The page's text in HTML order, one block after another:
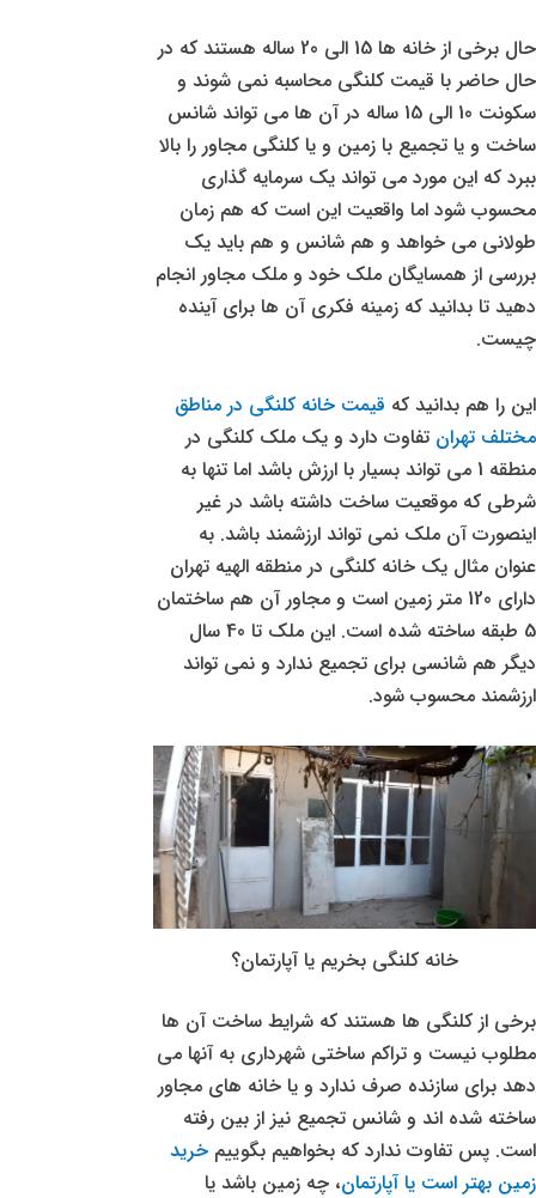
حال برخی از خانه ها 15 الی 20 ساله هستند که در
حال حاضر با قیمت کلنگی محاسبه نمی شوند و
سکونت 10 الی 15 ساله در آن ها می تواند شانس
ساخت و یا تجمیع با زمین و یا کلنگی مجاور را بالا
ببرد که این مورد می تواند یک سرمایه گذاری
محسوب شود اما واقعیت این است که هم زمان
طولانی می خواهد و هم شانس و هم باید یک
بررسی از همسایگان ملک خود و ملک مجاور انجام
دهید تا بدانید که زمینه فکری آن ها برای آینده
چیست.
این را هم بدانید که قیمت خانه کلنگی در مناطق
مختلف تهران تفاوت دارد و یک ملک کلنگی در
منطقه 1 می تواند بسیار با ارزش باشد اما تنها به
شرطی که موقعیت ساخت داشته باشد در غیر
اینصورت آن ملک نمی تواند ارزشمند باشد. به
عنوان مثال یک خانه کلنگی در منطقه الهیه تهران
دارای 120 متر زمین است و مجاور آن هم ساختمان
5 طبقه ساخته شده است. این ملک تا 40 سال
دیگر هم شانسی برای تجمیع ندارد و نمی تواند
ارزشمند محسوب شود.
خانه کلنگی بخریم یا آپارتمان؟
برخی از کلنگی ها هستند که شرایط ساخت آن ها
مطلوب نیست و تراکم ساختی شهرداری به آنها می
دهد برای سازنده صرف ندارد و یا خانه های مجاور
ساخته شده اند و شانس تجمیع نیز از بین رفته
است. پس تفاوت ندارد که بخواهیم بگوییم خرید
زمین بهتر است یا آپارتمان، چه زمین باشد یا